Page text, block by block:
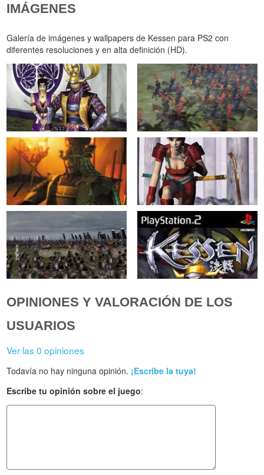
IMÁGENES
Galería de imágenes y wallpapers de Kessen para PS2 con
diferentes resoluciones y en alta definición (HD).
OPINIONES Y VALORACIÓN DE LOS
USUARIOS
Ver las 0 opiniones
Todavía no hay ninguna opinión. ¡Escribe la tuya!
Escribe tu opinión sobre el juego: